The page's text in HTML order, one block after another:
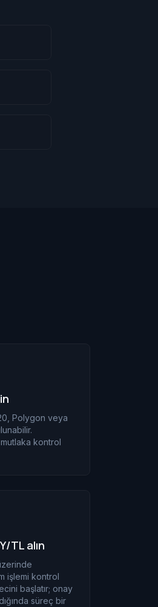
Polygon veya
kontrol
TL alın
işlemi kontrol
başlatır; onay
süreç bir